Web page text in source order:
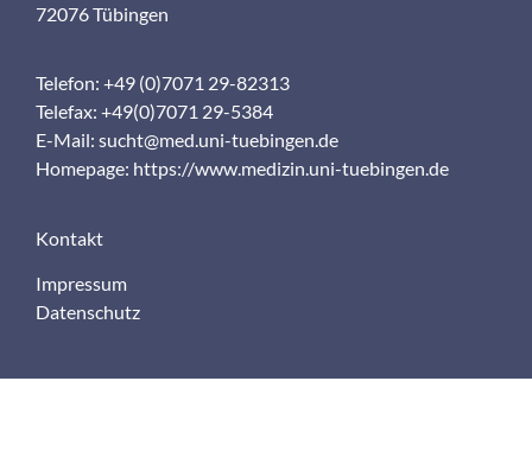
72076 Tübingen
Telefon: +49 (0)7071 29-82313
Telefax: +49(0)7071 29-5384
E-Mail: sucht@med.uni-tuebingen.de
Homepage: https://www.medizin.uni-tuebingen.de
Kontakt
Impressum
Datenschutz